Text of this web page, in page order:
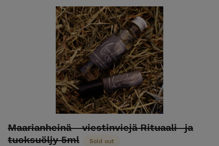
Maarianheinä - viestinviejä Rituaali- ja
tuoksuöljy 5ml
Sold out